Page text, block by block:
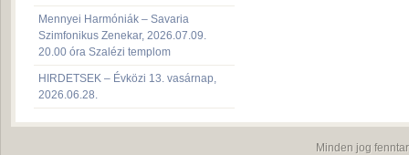
Mennyei Harmóniák – Savaria
Szimfonikus Zenekar, 2026.07.09.
20.00 óra Szalézi templom
HIRDETSEK – Évközi 13. vasárnap,
2026.06.28.
Minden jog